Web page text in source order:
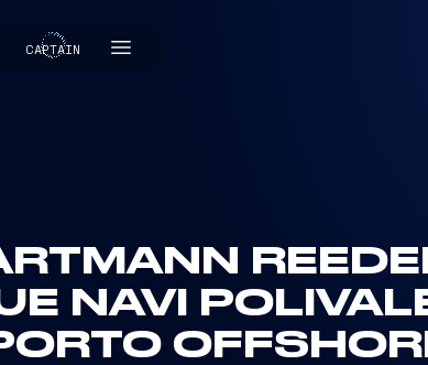
CAPTAIN
NAVI